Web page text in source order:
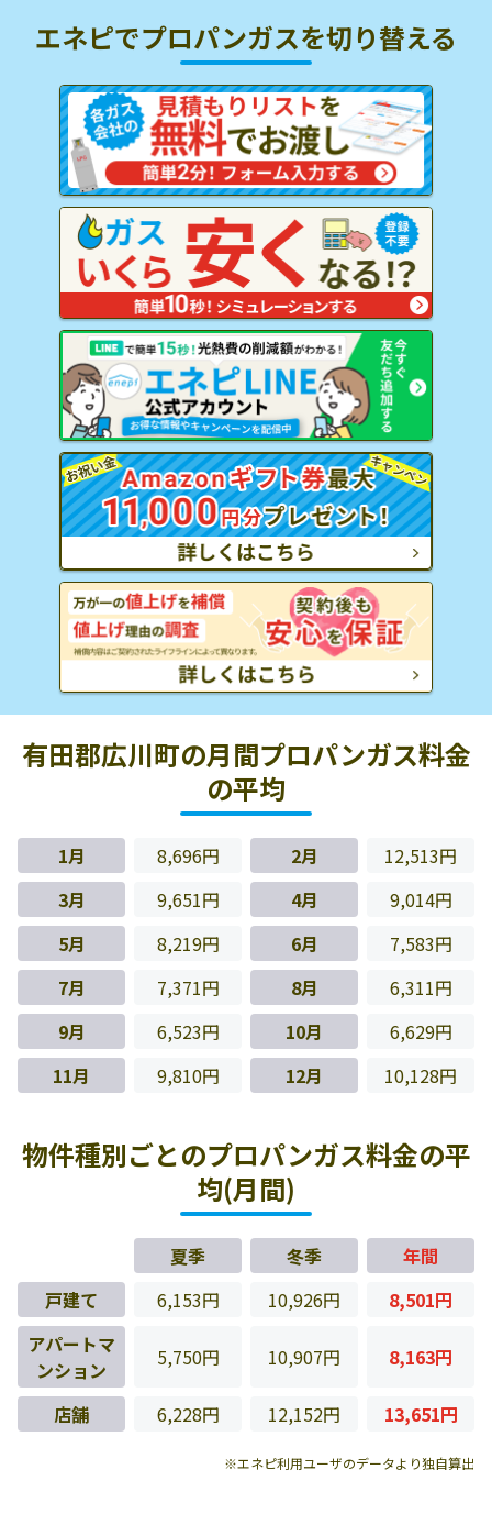
エネピでプロパンガスを切り替える
有田郡広川町の月間プロパンガス料金
の平均
1月 8,696円 2月
12,513円
3月
9,651円 4月
9,014円
5月
8,219円 6月
7,583円
7月
7,371円 8月
6,311円
9月
6,523円 10月
6,629円
11月
9,810円 12月 10,128円
物件種別ごとのプロパンガス料金の平
均(月間)
夏季 冬季
年間
戸建て
6,153円 10,926円
8,501円
アパートマ
ンション
5,750円 10,907円 8,163円
店舗 6,228円 12,152円 13,651円
※エネピ利用ユーザのデータより独自算出